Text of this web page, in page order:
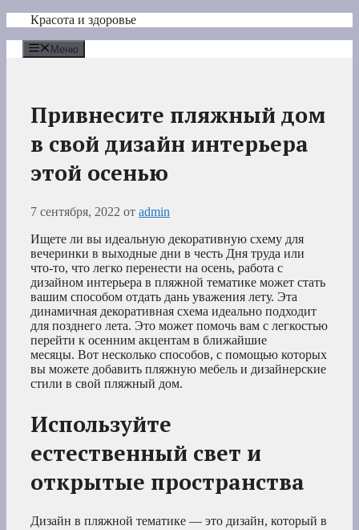
Перейти
содержимому
Красота и здоровье
Меню
Привнесите пляжный дом
в свой дизайн интерьера
этой осенью
7 сентября, 2022 от admin
Ищете ли вы идеальную декоративную схему для
вечеринки в выходные дни в честь Дня труда или
что-то, что легко перенести на осень, работа с
дизайном интерьера в пляжной тематике может стать
вашим способом отдать дань уважения лету. Эта
динамичная декоративная схема идеально подходит
для позднего лета. Это может помочь вам с легкостью
перейти к осенним акцентам в ближайшие
месяцы. Вот несколько способов, с помощью которых
вы можете добавить пляжную мебель и дизайнерские
стили в свой пляжный дом.
Используйте
естественный свет и
открытые пространства
Дизайн в пляжной тематике — это дизайн, который в